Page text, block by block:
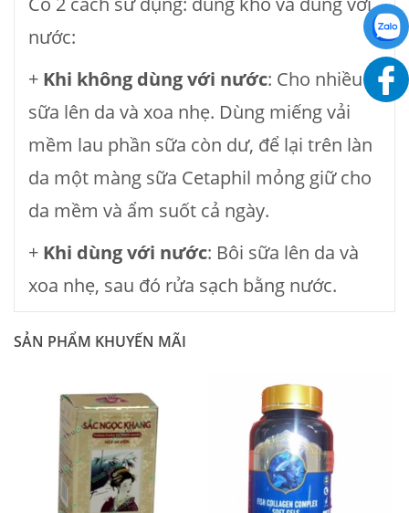
nước:
+ Khi không dùng với nước: Cho nhiều
sữa lên da và xoa nhẹ. Dùng miếng vải
mềm lau phần sữa còn dư, để lại trên làn
da một màng sữa Cetaphil mỏng giữ cho
da mềm và ẩm suốt cả ngày.
+ Khi dùng với nước: Bôi sữa lên da và
xoa nhẹ, sau đó rửa sạch bằng nước.
SẢN PHẨM KHUYẾN MÃI